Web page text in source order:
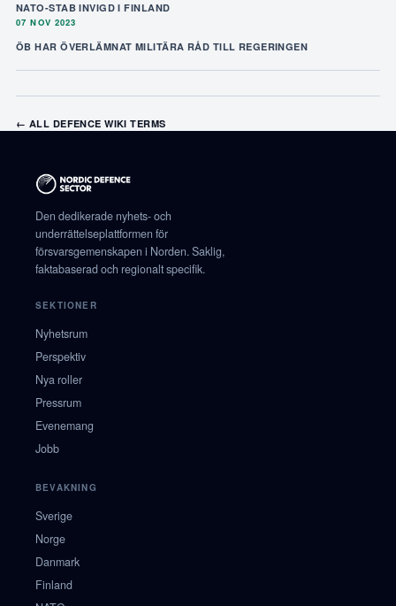
NATO-STAB INVIGD I FINLAND
07 NOV 2023
ÖB HAR ÖVERLÄMNAT MILITÄRA RÅD TILL REGERINGEN
← ALL DEFENCE WIKI TERMS
Den dedikerade nyhets- och
underrättelseplattformen för
försvarsgemenskapen i Norden. Saklig,
faktabaserad och regionalt specifik.
SEKTIONER
Nyhetsrum
Perspektiv
Nya roller
Pressrum
Evenemang
Jobb
BEVAKNING
Sverige
Norge
Danmark
Finland